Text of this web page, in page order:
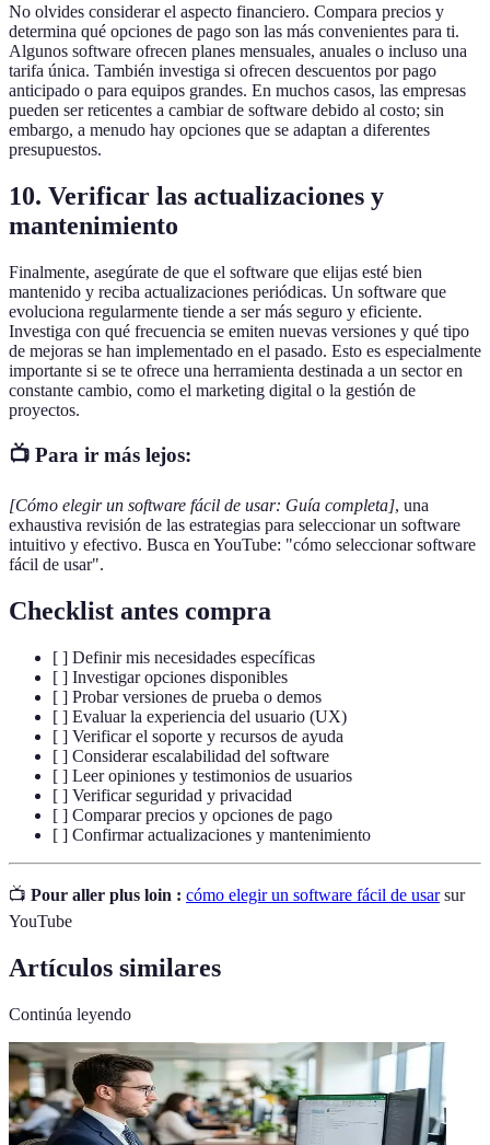
No olvides considerar el aspecto financiero. Compara precios y
determina qué opciones de pago son las más convenientes para ti.
Algunos software ofrecen planes mensuales, anuales o incluso una
tarifa única. También investiga si ofrecen descuentos por pago
anticipado o para equipos grandes. En muchos casos, las empresas
pueden ser reticentes a cambiar de software debido al costo; sin
embargo, a menudo hay opciones que se adaptan a diferentes
presupuestos.
10. Verificar las actualizaciones y
mantenimiento
Finalmente, asegúrate de que el software que elijas esté bien
mantenido y reciba actualizaciones periódicas. Un software que
evoluciona regularmente tiende a ser más seguro y eficiente.
Investiga con qué frecuencia se emiten nuevas versiones y qué tipo
de mejoras se han implementado en el pasado. Esto es especialmente
importante si se te ofrece una herramienta destinada a un sector en
constante cambio, como el marketing digital o la gestión de
proyectos.
📺 Para ir más lejos:
[Cómo elegir un software fácil de usar: Guía completa], una
exhaustiva revisión de las estrategias para seleccionar un software
intuitivo y efectivo. Busca en YouTube: "cómo seleccionar software
fácil de usar".
Checklist antes compra
[ ] Definir mis necesidades específicas
[ ] Investigar opciones disponibles
[ ] Probar versiones de prueba o demos
[ ] Evaluar la experiencia del usuario (UX)
[ ] Verificar el soporte y recursos de ayuda
[ ] Considerar escalabilidad del software
[ ] Leer opiniones y testimonios de usuarios
[ ] Verificar seguridad y privacidad
[ ] Comparar precios y opciones de pago
[ ] Confirmar actualizaciones y mantenimiento
📺 Pour aller plus loin : cómo elegir un software fácil de usarsur
YouTube
Artículos similares
Continúa leyendo